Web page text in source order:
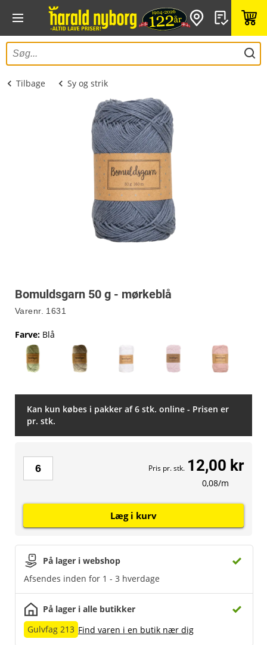
Tilbage Sy og strik
Bomuldsgarn 50 g - mørkeblå
Varenr. 1631
Farve: Blå
På lager i webshop
Afsendes inden for 1 - 3 hverdage
På lager i alle butikker
Gulvfag 213 Find varen i en butik nær dig
Kan kun købes i pakker af 6 stk. online - Prisen er
pr. stk.
Pris pr. stk. 12,00 kr
0,08/m
Læg i kurv